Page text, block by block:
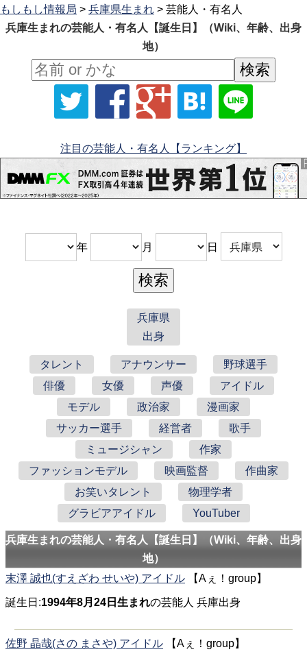
もしもし情報局 > 兵庫県生まれ > 芸能人・有名人
兵庫生まれの芸能人・有名人【誕生日】（Wiki、年齢、出身
地）
注目の芸能人・有名人【ランキング】
年 月 日
兵庫県
出身
タレント アナウンサー
野球選手
俳優
女優 声優
アイドル
モデル
政治家
漫画家
サッカー選手
経営者
歌手
ミュージシャン
作家
ファッションモデル
映画監督
作曲家
お笑いタレント
物理学者
グラビアアイドル
YouTuber
兵庫生まれの芸能人・有名人【誕生日】（Wiki、年齢、出身
地）
末澤 誠也(すえざわ せいや) アイドル 【Aぇ！group】
誕生日:1994年8月24日生まれの芸能人 兵庫出身
佐野 晶哉(さの まさや) アイドル 【Aぇ！group】